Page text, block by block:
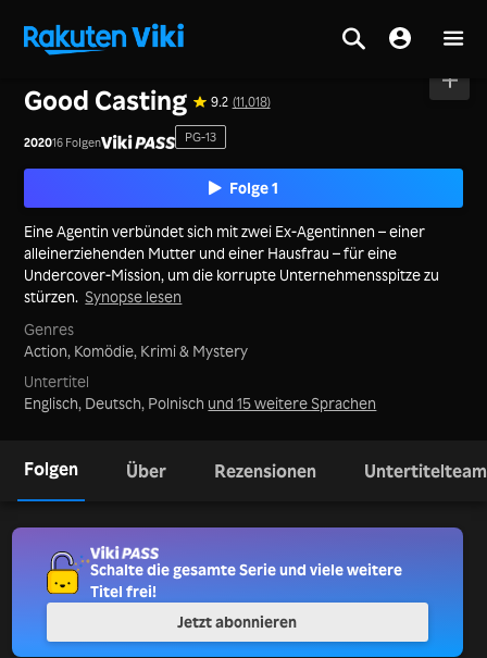
Good Casting 9.2 (11,018)
202016 Folgen PG-13
Folge 1
Eine Agentin verbündet sich mit zwei Ex‑Agentinnen – einer
alleinerziehenden Mutter und einer Hausfrau – für eine
Undercover‑Mission, um die korrupte Unternehmensspitze zu
stürzen. Synopse lesen
Genres
Action, Komödie, Krimi & Mystery
Untertitel
Englisch, Deutsch, Polnisch und 15 weitere Sprachen
Folgen Über Rezensionen Untertitelteam
Schalte die gesamte Serie und viele weitere
Titel frei!
Jetzt abonnieren